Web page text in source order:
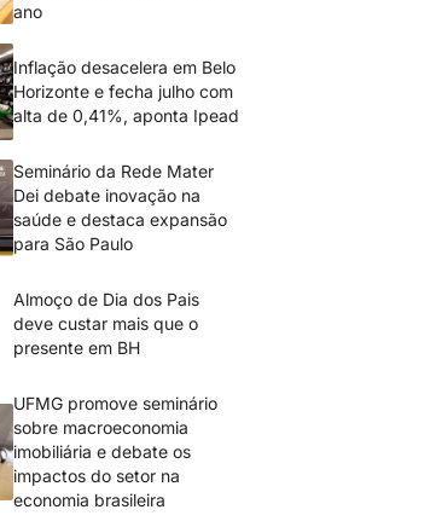
ano
Inflação desacelera em Belo
Horizonte e fecha julho com
alta de 0,41%, aponta Ipead
Seminário da Rede Mater
Dei debate inovação na
saúde e destaca expansão
para São Paulo
Almoço de Dia dos Pais
deve custar mais que o
presente em BH
UFMG promove seminário
sobre macroeconomia
imobiliária e debate os
impactos do setor na
economia brasileira